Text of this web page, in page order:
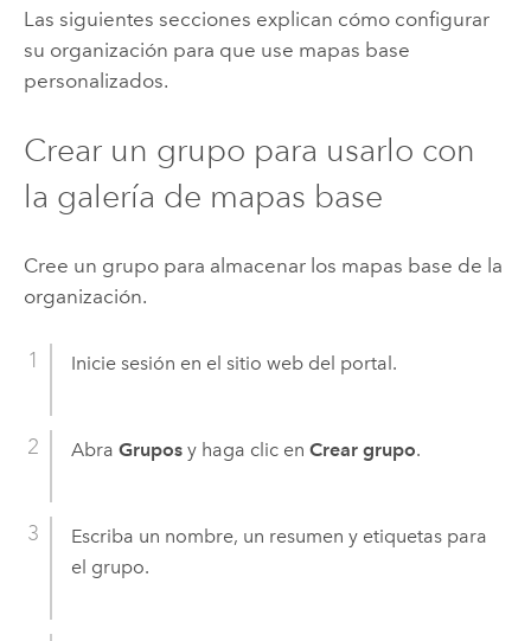
Las siguientes secciones explican cómo configurar
su organización para que use mapas base
personalizados.
Crear un grupo para usarlo con
la galería de mapas base
Cree un grupo para almacenar los mapas base de la
organización.
Inicie sesión en el sitio web del portal.
Abra Gruposy haga clic en Crear grupo.
Escriba un nombre, un resumen y etiquetas para
el grupo.